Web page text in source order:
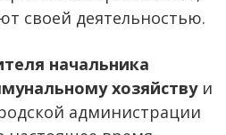
своей деятельностью.
начальника
хозяйствуи
администрации